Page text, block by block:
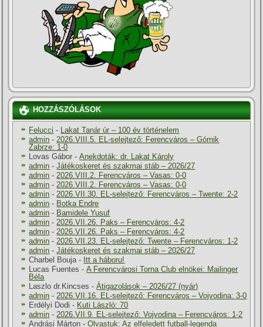
HOZZÁSZÓLÁSOK
Felucci - Lakat Tanár úr – 100 év történelem
admin -2026.VIII.5. EL-selejtező: Ferencváros – Górnik
Zabrze: 1-0
Lovas Gábor -Anekdoták: dr. Lakat Károly
admin -Játékoskeret és szakmai stáb – 2026/27
admin -2026.VIII.2. Ferencváros – Vasas: 0-0
admin -2026.VIII.2. Ferencváros – Vasas: 0-0
admin -2026.VII.30. EL-selejtező: Ferencváros – Twente: 2-2
admin - Botka Endre
admin - Bamidele Yusuf
admin -2026.VII.26. Paks – Ferencváros: 4-2
admin -2026.VII.26. Paks – Ferencváros: 4-2
admin -2026.VII.23. EL-selejtező: Twente – Ferencváros: 1-2
admin -Játékoskeret és szakmai stáb – 2026/27
Charbel Bouja- Itt a háboru!
Lucas Fuentes -A Ferencvárosi Torna Club elnökei: Mailinger
Béla
Laszlo dr.Kincses -Átigazolások – 2026/27 (nyár)
admin -2026.VII.16. EL-selejtező: Ferencváros – Vojvodina: 3-0
Erdélyi Dodi - Kuti László: 70
admin -2026.VII.9. EL-selejtező: Vojvodina – Ferencváros: 1-2
Andrási Márton -Olvastuk: Az elfeledett futball-legenda